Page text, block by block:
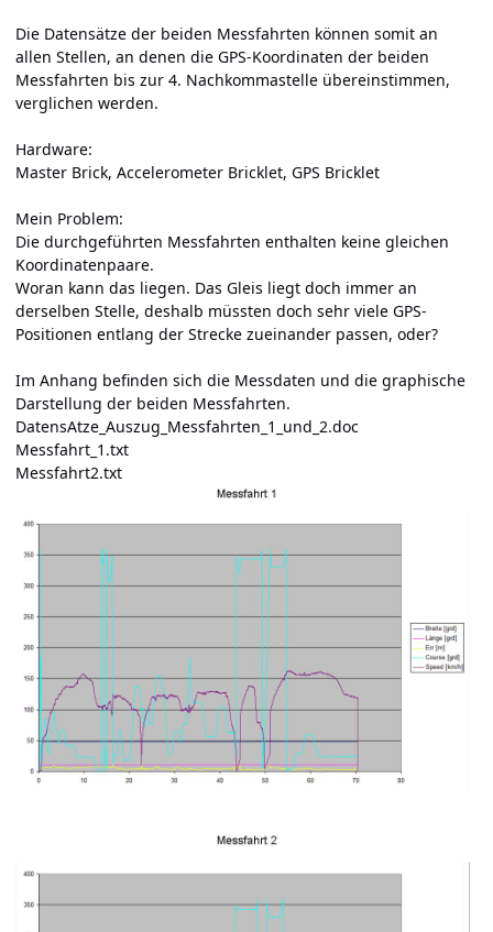
Die Datensätze der beiden Messfahrten können somit an
allen Stellen, an denen die GPS-Koordinaten der beiden
Messfahrten bis zur 4. Nachkommastelle übereinstimmen,
verglichen werden.
Hardware:
Master Brick, Accelerometer Bricklet, GPS Bricklet
Mein Problem:
Die durchgeführten Messfahrten enthalten keine gleichen
Koordinatenpaare.
Woran kann das liegen. Das Gleis liegt doch immer an
derselben Stelle, deshalb müssten doch sehr viele GPS-
Positionen entlang der Strecke zueinander passen, oder?
Im Anhang befinden sich die Messdaten und die graphische
Darstellung der beiden Messfahrten.
DatensAtze_Auszug_Messfahrten_1_und_2.doc
Messfahrt_1.txt
Messfahrt2.txt